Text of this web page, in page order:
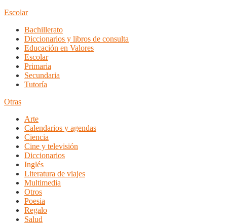
Escolar
Bachillerato
Diccionarios y libros de consulta
Educación en Valores
Escolar
Primaria
Secundaria
Tutoría
Otras
Arte
Calendarios y agendas
Ciencia
Cine y televisión
Diccionarios
Inglés
Literatura de viajes
Multimedia
Otros
Poesia
Regalo
Salud